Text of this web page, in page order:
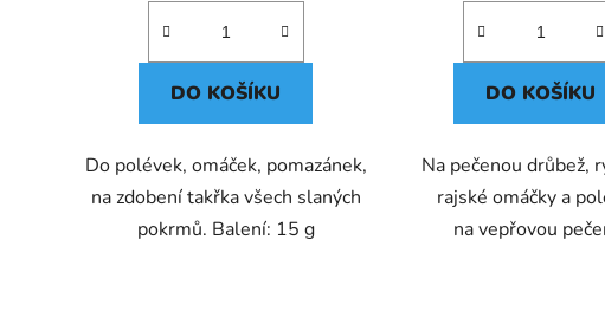
DO KOŠÍKU
Do polévek, omáček, pomazánek,
na zdobení takřka všech slaných
pokrmů. Balení: 15 g
DO KOŠÍKU
Na pečenou drůbež,
rajské omáčky a
na vepřovou